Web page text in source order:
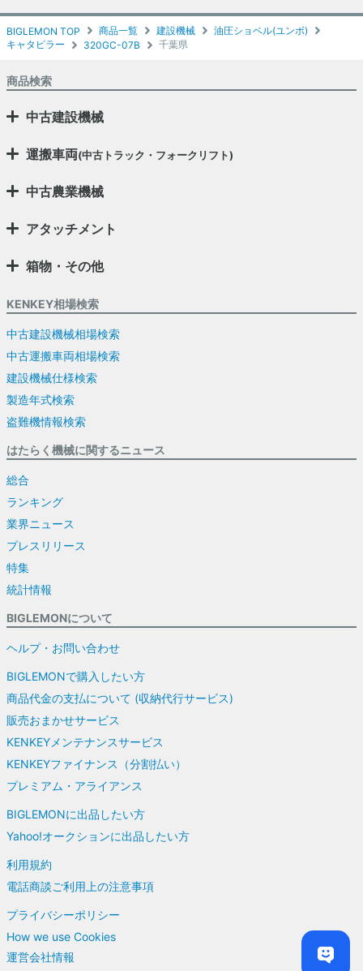
BIGLEMON TOP 商品一覧 建設機械
油圧ショベル(ユンボ)
キャタピラー
320GC-07B 千葉県
商品検索
中古建設機械
運搬車両(中古トラック・フォークリフト)
中古農業機械
アタッチメント
箱物・その他
KENKEY相場検索
中古建設機械相場検索
中古運搬車両相場検索
建設機械仕様検索
製造年式検索
盗難機情報検索
はたらく機械に関するニュース
総合
ランキング
業界ニュース
プレスリリース
特集
統計情報
BIGLEMONについて
ヘルプ・お問い合わせ
BIGLEMONで購入したい方
商品代金の支払について (収納代行サービス)
販売おまかせサービス
KENKEYメンテナンスサービス
KENKEYファイナンス（分割払い）
プレミアム・アライアンス
BIGLEMONに出品したい方
Yahoo!オークションに出品したい方
利用規約
電話商談ご利用上の注意事項
プライバシーポリシー
How we use Cookies
運営会社情報